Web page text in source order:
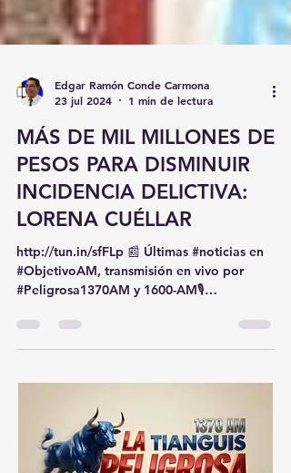
23 jul 2024
1 min de lectura
MÁS DE MIL MILLONES DE
PESOS PARA DISMINUIR
INCIDENCIA DELICTIVA:
LORENA CUÉLLAR
http://tun.in/sfFLp 📰 Últimas #noticias en
#Peligrosa1370AM y 1600-AM🎙️